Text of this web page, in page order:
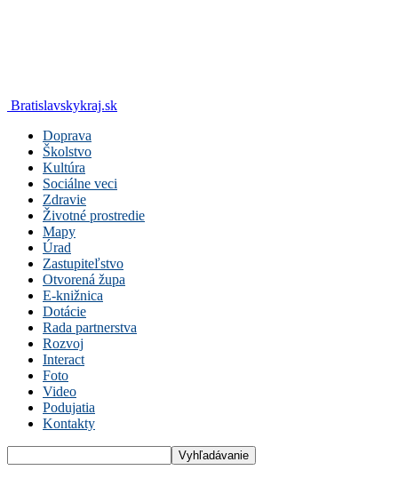
Bratislavskykraj.sk
Doprava
Školstvo
Kultúra
Sociálne veci
Zdravie
Životné prostredie
Mapy
Úrad
Zastupiteľstvo
Otvorená župa
E-knižnica
Dotácie
Rada partnerstva
Rozvoj
Interact
Foto
Video
Podujatia
Kontakty